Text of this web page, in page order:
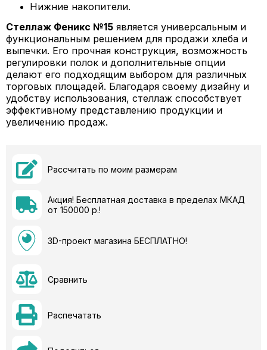
Нижние накопители.
Стеллаж Феникс №15 является универсальным и
функциональным решением для продажи хлеба и
выпечки. Его прочная конструкция, возможность
регулировки полок и дополнительные опции
делают его подходящим выбором для различных
торговых площадей. Благодаря своему дизайну и
удобству использования, стеллаж способствует
эффективному представлению продукции и
увеличению продаж.
Рассчитать по моим размерам
Акция! Бесплатная доставка в пределах МКАД
от 150000 р.!
3D-проект магазина БЕСПЛАТНО!
Сравнить
Распечатать